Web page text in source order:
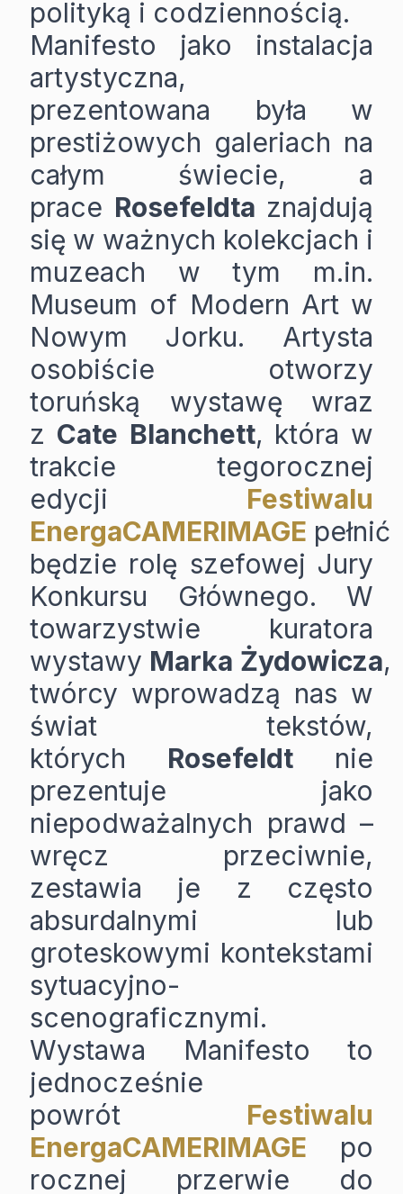
polityką i codziennością.
Manifesto jako instalacja
artystyczna,
prezentowana była w
prestiżowych galeriach na
całym świecie, a
prace Rosefeldta znajdują
się w ważnych kolekcjach i
muzeach w tym m.in.
Museum of Modern Art w
Nowym Jorku. Artysta
osobiście otworzy
toruńską wystawę wraz
z Cate Blanchett, która w
trakcie tegorocznej
edycji Festiwalu
EnergaCAMERIMAGE pełnić
będzie rolę szefowej Jury
Konkursu Głównego. W
towarzystwie kuratora
wystawy Marka Żydowicza,
twórcy wprowadzą nas w
świat tekstów,
których Rosefeldt nie
prezentuje jako
niepodważalnych prawd –
wręcz przeciwnie,
zestawia je z często
absurdalnymi lub
groteskowymi kontekstami
sytuacyjno-
scenograficznymi.
Wystawa Manifesto to
jednocześnie
powrót Festiwalu
EnergaCAMERIMAGE po
rocznej przerwie do